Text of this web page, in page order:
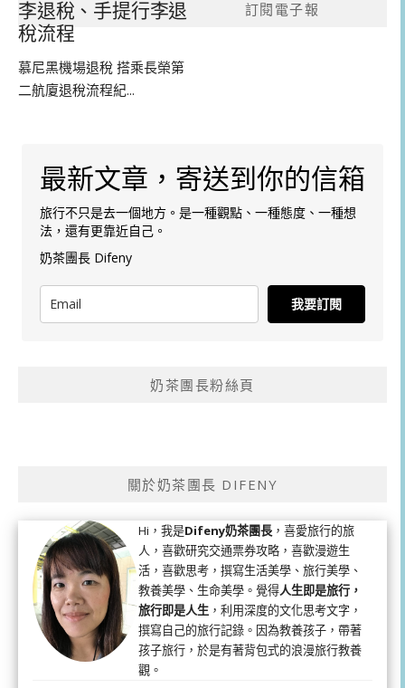
李退稅、手提行李退
稅流程
慕尼黑機場退稅 搭乘長榮第
二航廈退稅流程紀...
訂閱電子報
最新文章，寄送到你的信箱
旅行不只是去一個地方。是一種觀點、一種態度、一種想
法，還有更靠近自己。
奶茶團長 Difeny
我要訂閱
奶茶團長粉絲頁
關於奶茶團長 DIFENY
Hi，我是Difeny奶茶團長 ，喜愛旅行的旅
人，喜歡研究交通票券攻略，喜歡漫遊生
活，喜歡思考，撰寫生活美學、旅行美學、
教養美學、生命美學。覺得人生即是旅行，
旅行即是人生 ，利用深度的文化思考文字，
撰寫自己的旅行記錄。因為教養孩子，帶著
孩子旅行，於是有著背包式的浪漫旅行教養
觀。